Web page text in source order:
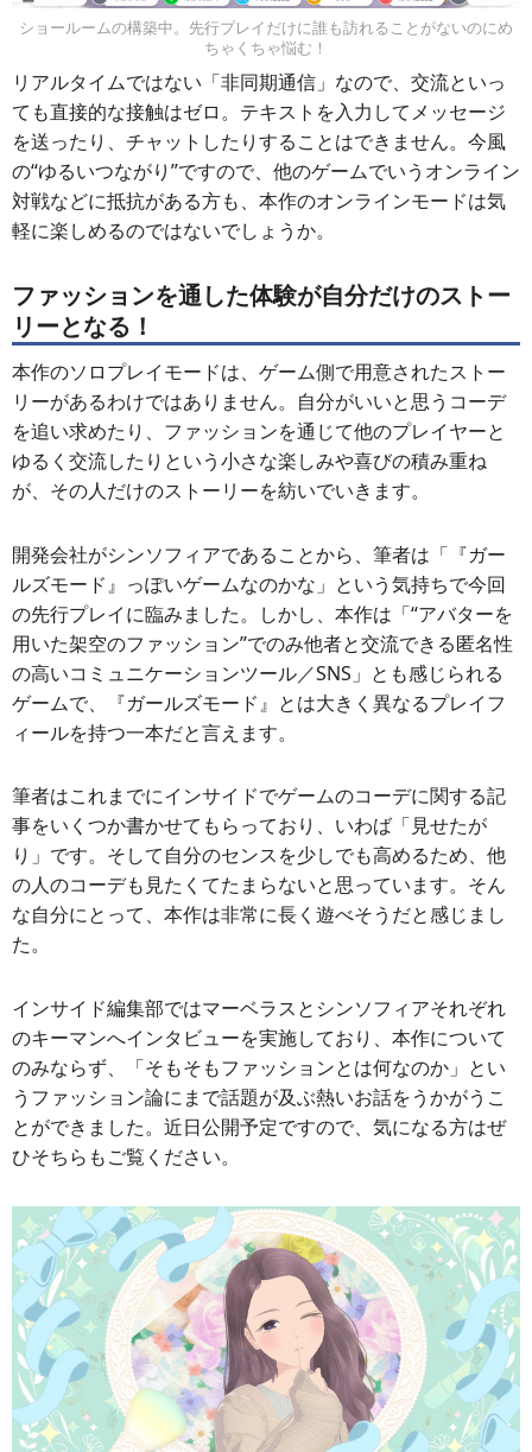
ショールームの構築中。先行プレイだけに誰も訪れることがないのにめ
ちゃくちゃ悩む！
リアルタイムではない「非同期通信」なので、交流といっ
ても直接的な接触はゼロ。テキストを入力してメッセージ
を送ったり、チャットしたりすることはできません。今風
の“ゆるいつながり”ですので、他のゲームでいうオンライン
対戦などに抵抗がある方も、本作のオンラインモードは気
軽に楽しめるのではないでしょうか。
ファッションを通した体験が自分だけのストー
リーとなる！
本作のソロプレイモードは、ゲーム側で用意されたストー
リーがあるわけではありません。自分がいいと思うコーデ
を追い求めたり、ファッションを通じて他のプレイヤーと
ゆるく交流したりという小さな楽しみや喜びの積み重ね
が、その人だけのストーリーを紡いでいきます。
開発会社がシンソフィアであることから、筆者は「『ガー
ルズモード』っぽいゲームなのかな」という気持ちで今回
の先行プレイに臨みました。しかし、本作は「“アバターを
用いた架空のファッション”でのみ他者と交流できる匿名性
の高いコミュニケーションツール／SNS」とも感じられる
ゲームで、『ガールズモード』とは大きく異なるプレイフ
ィールを持つ一本だと言えます。
筆者はこれまでにインサイドでゲームのコーデに関する記
事をいくつか書かせてもらっており、いわば「見せたが
り」です。そして自分のセンスを少しでも高めるため、他
の人のコーデも見たくてたまらないと思っています。そん
な自分にとって、本作は非常に長く遊べそうだと感じまし
た。
インサイド編集部ではマーベラスとシンソフィアそれぞれ
のキーマンへインタビューを実施しており、本作について
のみならず、「そもそもファッションとは何なのか」とい
うファッション論にまで話題が及ぶ熱いお話をうかがうこ
とができました。近日公開予定ですので、気になる方はぜ
ひそちらもご覧ください。